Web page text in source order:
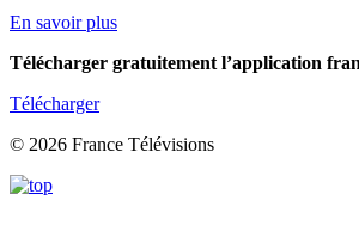
En savoir plus
Télécharger gratuitement l’application
Télécharger
© 2026 France Télévisions